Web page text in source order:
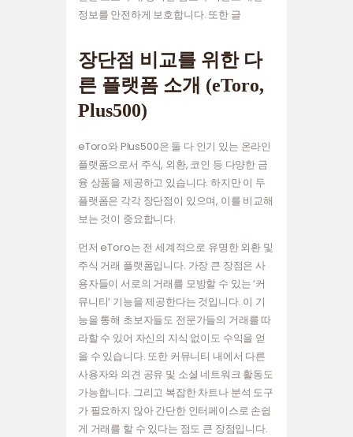
정보를 안전하게 보호합니다. 또한 글
장단점 비교를 위한 다
른 플랫폼 소개 (eToro,
Plus500)
eToro와 Plus500은 둘 다 인기 있는 온라인
플랫폼으로서 주식, 외환, 코인 등 다양한 금
융 상품을 제공하고 있습니다. 하지만 이 두
플랫폼은 각각 장단점이 있으며, 이를 비교해
보는 것이 중요합니다.
먼저 eToro는 전 세계적으로 유명한 외환 및
주식 거래 플랫폼입니다. 가장 큰 장점은 사
용자들이 서로의 거래를 모방할 수 있는 ‘커
뮤니티’ 기능을 제공한다는 것입니다. 이 기
능을 통해 초보자들도 전문가들의 거래를 따
라할 수 있어 자신의 지식 없이도 수익을 얻
을 수 있습니다. 또한 커뮤니티 내에서 다른
사용자와 의견 공유 및 소셜 네트워크 활동도
가능합니다. 그리고 복잡한 차트나 분석 도구
가 필요하지 않아 간단한 인터페이스로 손쉽
게 거래를 할 수 있다는 점도 큰 장점입니다.